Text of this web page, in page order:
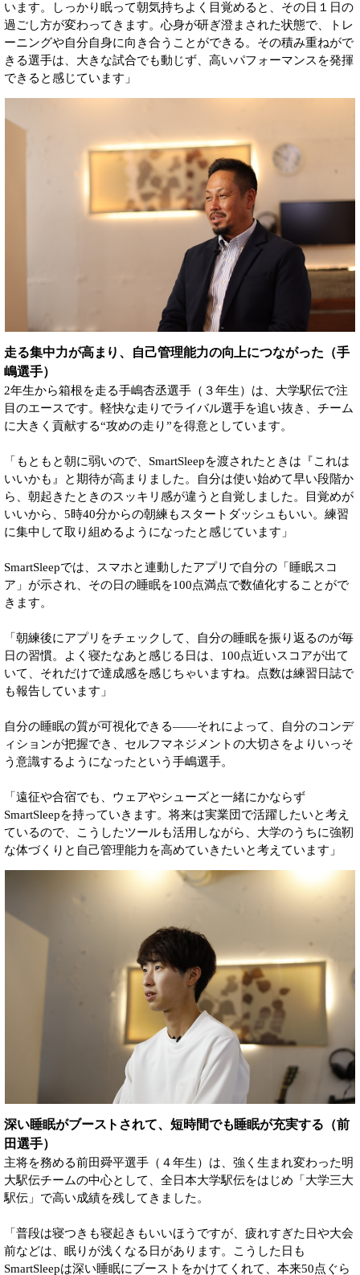
います。しっかり眠って朝気持ちよく目覚めると、その日１日の
過ごし方が変わってきます。心身が研ぎ澄まされた状態で、トレ
ーニングや自分自身に向き合うことができる。その積み重ねがで
きる選手は、大きな試合でも動じず、高いパフォーマンスを発揮
できると感じています」
走る集中力が高まり、自己管理能力の向上につながった（手
嶋選手）
2年生から箱根を走る手嶋杏丞選手（３年生）は、大学駅伝で注
目のエースです。軽快な走りでライバル選手を追い抜き、チーム
に大きく貢献する“攻めの走り”を得意としています。
「もともと朝に弱いので、SmartSleepを渡されたときは『これは
いいかも』と期待が高まりました。自分は使い始めて早い段階か
ら、朝起きたときのスッキリ感が違うと自覚しました。目覚めが
いいから、5時40分からの朝練もスタートダッシュもいい。練習
に集中して取り組めるようになったと感じています」
SmartSleepでは、スマホと連動したアプリで自分の「睡眠スコ
ア」が示され、その日の睡眠を100点満点で数値化することがで
きます。
「朝練後にアプリをチェックして、自分の睡眠を振り返るのが毎
日の習慣。よく寝たなあと感じる日は、100点近いスコアが出て
いて、それだけで達成感を感じちゃいますね。点数は練習日誌で
も報告しています」
自分の睡眠の質が可視化できる――それによって、自分のコンデ
ィションが把握でき、セルフマネジメントの大切さをよりいっそ
う意識するようになったという手嶋選手。
「遠征や合宿でも、ウェアやシューズと一緒にかならず
SmartSleepを持っていきます。将来は実業団で活躍したいと考え
ているので、こうしたツールも活用しながら、大学のうちに強靭
な体づくりと自己管理能力を高めていきたいと考えています」
深い睡眠がブーストされて、短時間でも睡眠が充実する（前
田選手）
主将を務める前田舜平選手（４年生）は、強く生まれ変わった明
大駅伝チームの中心として、全日本大学駅伝をはじめ「大学三大
駅伝」で高い成績を残してきました。
「普段は寝つきも寝起きもいいほうですが、疲れすぎた日や大会
前などは、眠りが浅くなる日があります。こうした日も
SmartSleepは深い睡眠にブーストをかけてくれて、本来50点ぐら